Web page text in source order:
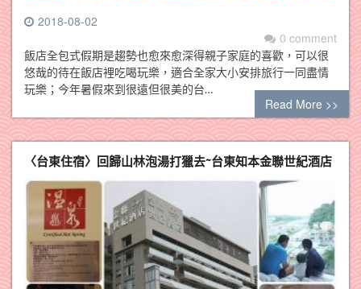
2018-08-02
0 comment
飯店全包式假期是趨勢也愈來愈深得親子家庭的喜歡，可以很
悠哉的待在飯店裡吃喝玩樂，適合全家大小安排旅行一同盡情
玩樂；今年暑假來到很遠但很美的台…
Read More >>
〈台東住宿〉回歸山林泡湯打獵去~台東知本金聯世紀酒店